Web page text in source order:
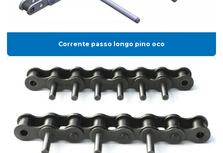
Corrente passo longo pino oco